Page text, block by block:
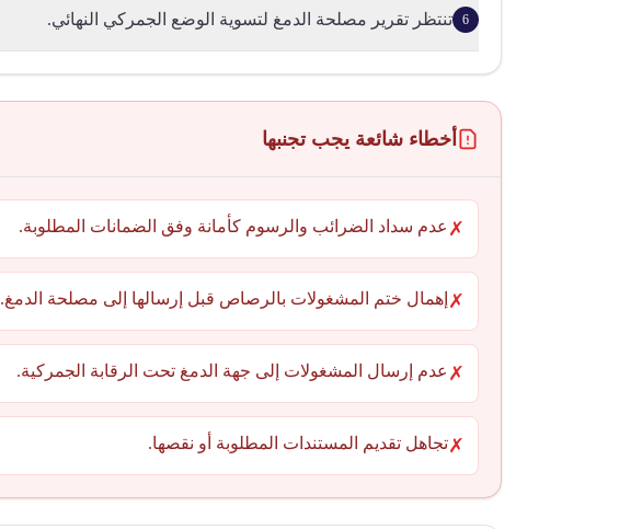
6 تنتظر تقرير مصلحة الدمغ لتسوية الوضع الجمركي النهائي.
أخطاء شائعة يجب تجنبها
✗ عدم سداد الضرائب والرسوم كأمانة وفق الضمانات المطلوبة.
✗ إهمال ختم المشغولات بالرصاص قبل إرسالها إلى مصلحة الدمغ.
✗ عدم إرسال المشغولات إلى جهة الدمغ تحت الرقابة الجمركية.
✗تجاهل تقديم المستندات المطلوبة أو نقصها.